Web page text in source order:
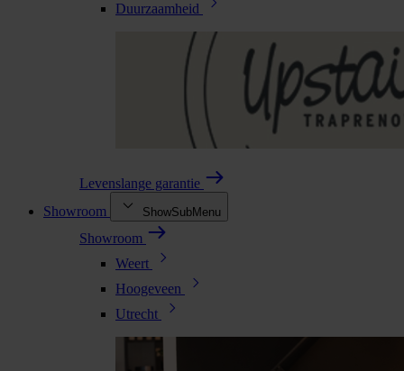
Duurzaamheid
Levenslange garantie
Showroom
ShowSubMenu
Showroom
Weert
Hoogeveen
Utrecht